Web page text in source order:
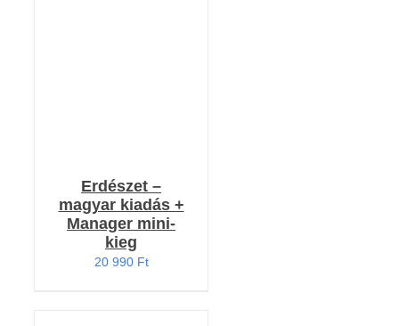
Erdészet –
magyar kiadás +
Manager mini-
kieg
20 990 Ft